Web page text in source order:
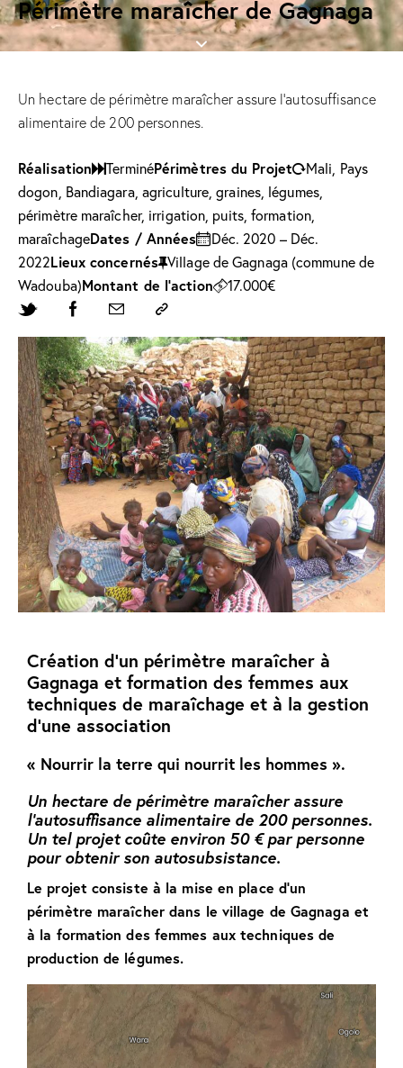
Périmètre maraîcher de Gagnaga
Un hectare de périmètre maraîcher assure l’autosuffisance
alimentaire de 200 personnes.
Réalisation TerminéPérimètres du Projet
Mali, Pays
dogon, Bandiagara, agriculture, graines, légumes,
périmètre maraîcher, irrigation, puits, formation,
maraîchageDates / Années
Déc. 2020 – Déc.
2022Lieux concernés Village de Gagnaga (commune de
Wadouba)Montant de l’action 17.000€
Création d’un périmètre maraîcher à
Gagnaga et formation des femmes aux
techniques de maraîchage et à la gestion
d’une association
« Nourrir la terre qui nourrit les hommes ».
Un hectare de périmètre maraîcher assure
l’autosuffisance alimentaire de 200 personnes.
Un tel projet coûte environ 50 € par personne
pour obtenir son autosubsistance.
Le projet consiste à la mise en place d’un
périmètre maraîcher dans le village de Gagnaga et
à la formation des femmes aux techniques de
production de légumes.